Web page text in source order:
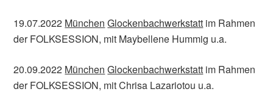
19.07.2022 München Glockenbachwerkstatt im Rahmen
der FOLKSESSION, mit Maybellene Hummig u.a.
20.09.2022 München Glockenbachwerkstatt im Rahmen
der FOLKSESSION, mit Chrisa Lazariotou u.a.